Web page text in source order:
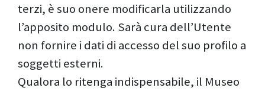
terzi, è suo onere modificarla utilizzando
l’apposito modulo. Sarà cura dell’Utente
non fornire i dati di accesso del suo profilo a
soggetti esterni.
Qualora lo ritenga indispensabile, il Museo